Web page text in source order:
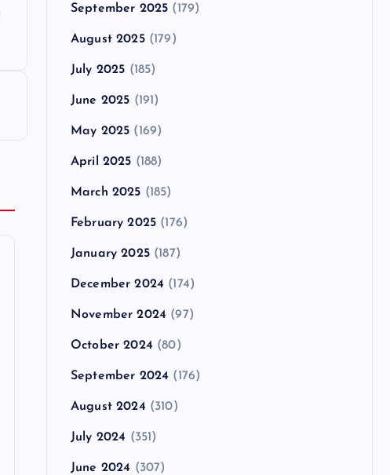
September 2025 (179)
August 2025(179)
July 2025 (185)
June 2025 (191)
May 2025 (169)
April 2025 (188)
March 2025 (185)
February 2025 (176)
January 2025(187)
December 2024 (174)
November 2024 (97)
October 2024 (80)
September 2024 (176)
August 2024 (310)
July 2024 (351)
June 2024 (307)